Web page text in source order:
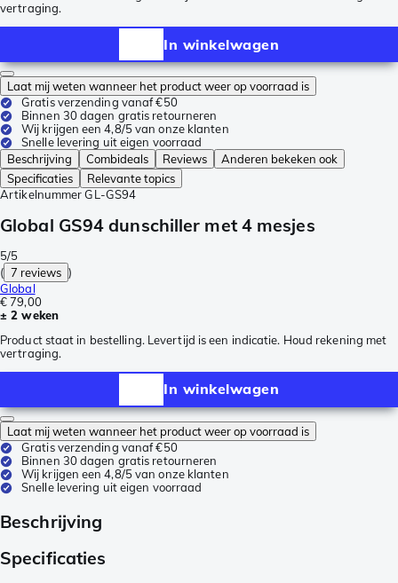
vertraging.
In winkelwagen
Laat mij weten wanneer het product weer op voorraad is
Gratis verzending vanaf €50
Binnen 30 dagen gratis retourneren
Wij krijgen een 4,8/5 van onze klanten
Snelle levering uit eigen voorraad
Beschrijving
Combideals Reviews
Anderen bekeken ook
Specificaties
Relevante topics
Artikelnummer GL-GS94
Global GS94 dunschiller met 4 mesjes
5/5
( 7 reviews )
Global
€ 79,00
± 2 weken
Product staat in bestelling. Levertijd is een indicatie. Houd rekening met
vertraging.
In winkelwagen
Laat mij weten wanneer het product weer op voorraad is
Gratis verzending vanaf €50
Binnen 30 dagen gratis retourneren
Wij krijgen een 4,8/5 van onze klanten
Snelle levering uit eigen voorraad
Beschrijving
Specificaties